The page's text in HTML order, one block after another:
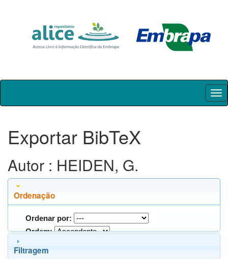
Skip
Exportar BibTeX
Autor : HEIDEN, G.
Ordenação
Ordenar por:
Ordem:
Filtragem